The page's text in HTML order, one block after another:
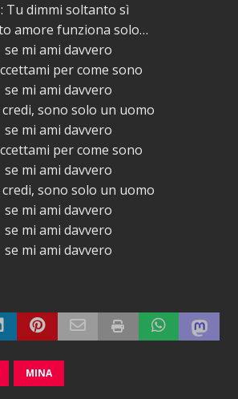
Tu dimmi soltanto sì
amore funziona solo…
se mi ami davvero
per come sono
se mi ami davvero
credi, sono solo un uomo
se mi ami davvero
per come sono
se mi ami davvero
credi, sono solo un uomo
se mi ami davvero
se mi ami davvero
se mi ami davvero
MINA